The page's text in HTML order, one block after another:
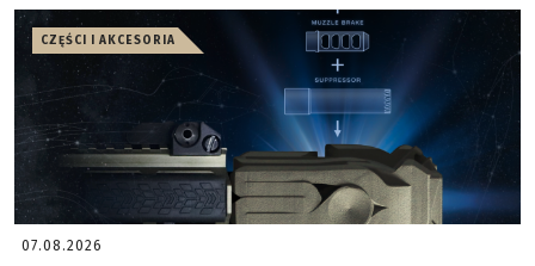
CZĘŚCI I AKCESORIA
07.08.2026